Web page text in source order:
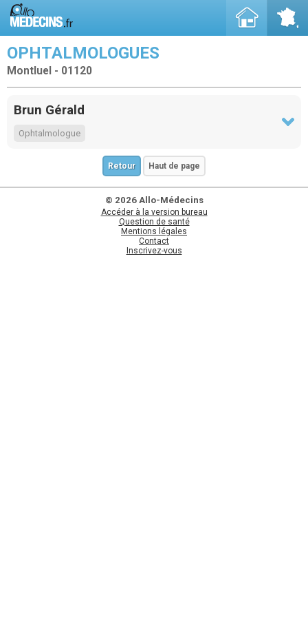
OPHTALMOLOGUES
Montluel - 01120
Brun Gérald
Ophtalmologue
Retour Haut de page
© 2026 Allo-Médecins
Accéder à la version bureau
Question de santé
Mentions légales
Contact
Inscrivez-vous